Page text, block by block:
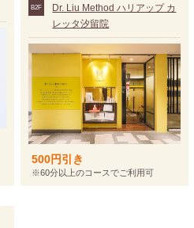
B2F
Dr. Liu Method ハリアップ カ
レッタ汐留院
500円引き
※60分以上のコースでご利用可